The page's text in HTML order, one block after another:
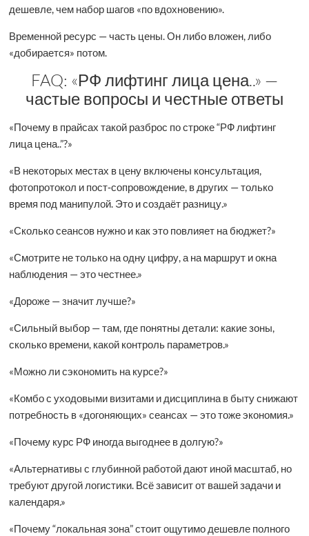
дешевле, чем набор шагов «по вдохновению».
Временной ресурс — часть цены. Он либо вложен, либо
«добирается» потом.
FAQ: «РФ лифтинг лица цена..» —
частые вопросы и честные ответы
«Почему в прайсах такой разброс по строке “РФ лифтинг
лица цена..”?»
«В некоторых местах в цену включены консультация,
фотопротокол и пост‑сопровождение, в других — только
время под манипулой. Это и создаёт разницу.»
«Сколько сеансов нужно и как это повлияет на бюджет?»
«Смотрите не только на одну цифру, а на маршрут и окна
наблюдения — это честнее.»
«Дороже — значит лучше?»
«Сильный выбор — там, где понятны детали: какие зоны,
сколько времени, какой контроль параметров.»
«Можно ли сэкономить на курсе?»
«Комбо с уходовыми визитами и дисциплина в быту снижают
потребность в «догоняющих» сеансах — это тоже экономия.»
«Почему курс РФ иногда выгоднее в долгую?»
«Альтернативы с глубинной работой дают иной масштаб, но
требуют другой логистики. Всё зависит от вашей задачи и
календаря.»
«Почему “локальная зона” стоит ощутимо дешевле полного